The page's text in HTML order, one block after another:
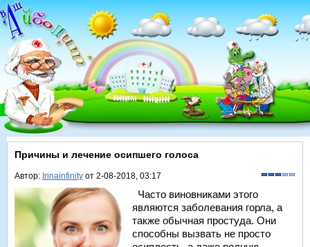
Причины и лечение осипшего голоса
Автор: Irinainfinity от 2-08-2018, 03:17
Часто виновниками этого
являются заболевания горла, а
также обычная простуда. Они
способны вызвать не просто